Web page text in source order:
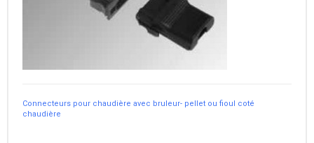
Connecteurs pour chaudière avec bruleur- pellet ou fioul coté
chaudière